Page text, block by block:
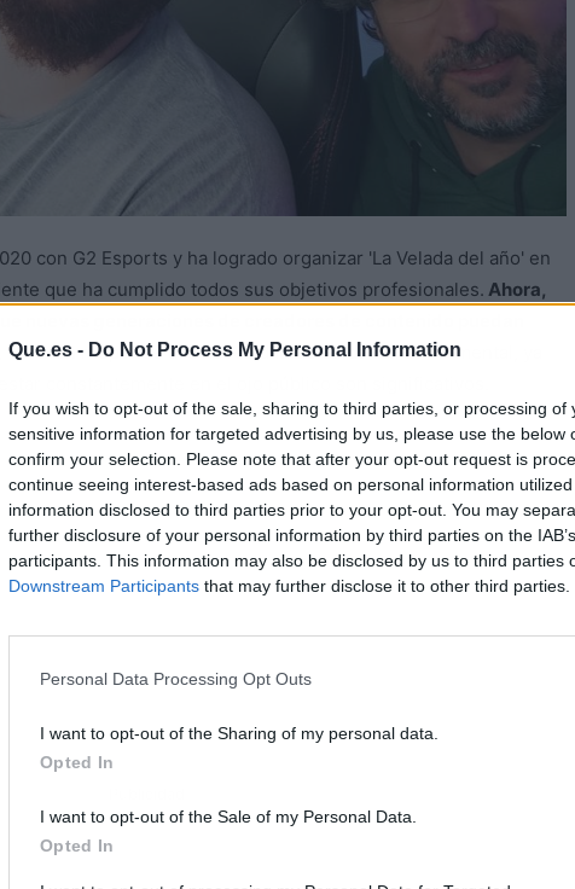
Que.es - Do Not Process My Personal Information
If you wish to opt-out of the sale, sharing to third parties, or processing of
sensitive information for targeted advertising by us, please use the below
confirm your selection. Please note that after your opt-out request is
continue seeing interest-based ads based on personal information
information disclosed to third parties prior to your opt-out. You may
further disclosure of your personal information by third parties on the
participants. This information may also be disclosed by us to third parties
Downstream Participants that may further disclose it to other third parties.
Personal Data Processing Opt Outs
I want to opt-out of the Sharing of my personal data.
Opted In
I want to opt-out of the Sale of my Personal Data.
Opted In
con G2 Esports y ha logrado organizar 'La Velada del año' en
que ha cumplido todos sus objetivos profesionales. Ahora,
nuevas generaciones de creadores de contenido puedan
también responde a la necesidad de cuidar susaludmental, ya
constantemente en el ojo público son significativos.